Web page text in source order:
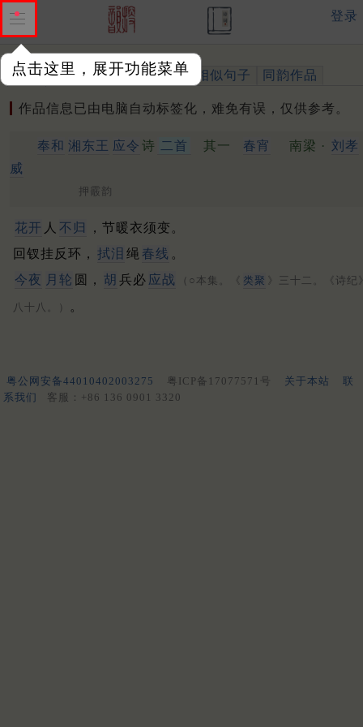
点击这里，展开功能菜单
登录
作品 标注四声 出处、引用 相似句子 同韵作品
作品信息已由电脑自动标签化，难免有误，仅供参考。
奉和 湘东王 应令 诗 二首 其一 春宵 南梁 ·
刘孝
威
押霰韵
花开 人 不归
，节暖衣须变。
回钗挂反环， 拭泪 绳 春线 。
今夜 月轮 圆， 胡 兵必 应战 （○本集。《 类聚 》三十二。《诗纪
八十八。） 。
粤公网安备44010402003275 粤ICP备17077571号 关于本站
联
系我们
客服：+86 136 0901 3320